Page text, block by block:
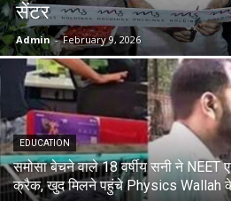
सेंटर
Admin - February 9, 2026
EDUCATION
समोसा बेचने वाले 18 वर्षीय सनी ने NEET
क्रैक, खुद मिलने पहुंचे Physics Wallah